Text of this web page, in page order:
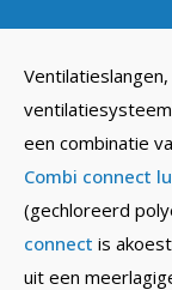
een combinatie
Combi connect
(gechloreerd
connect is
uit een